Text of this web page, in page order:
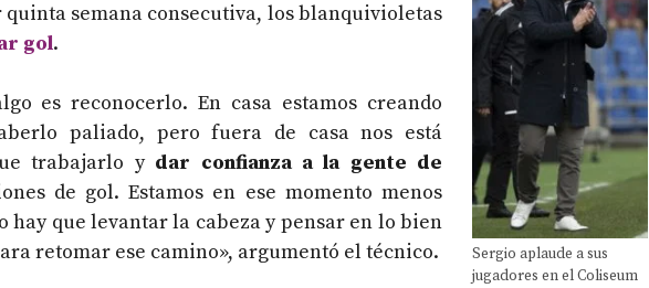
Sergio aplaude a sus
jugadores en el Coliseum
quinta semana consecutiva, los blanquivioletas
gol.
es reconocerlo. En casa estamos creando
paliado, pero fuera de casa nos está
trabajarlo y dar confianza a la gente de
de gol. Estamos en ese momento menos
hay que levantar la cabeza y pensar en lo bien
retomar ese camino», argumentó el técnico.